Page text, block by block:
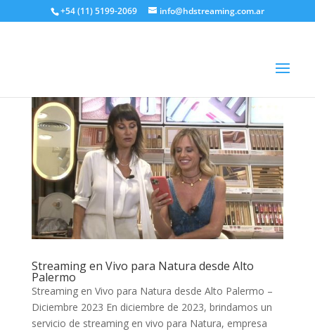
+54 (11) 5199-2069 info@hdstreaming.com.ar
Streaming en Vivo para Natura desde Alto
Palermo
Streaming en Vivo para Natura desde Alto Palermo –
Diciembre 2023 En diciembre de 2023, brindamos un
servicio de streaming en vivo para Natura, empresa